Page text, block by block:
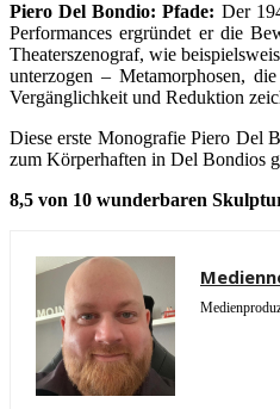
Piero Del Bondio: Pfade: Der
Performances ergründet er die
Theaterszenograf, wie
unterzogen – Metamorphosen,
Vergänglichkeit und Reduktion
Diese erste Monografie Piero Del
zum Körperhaften in Del Bondios
8,5 von 10 wunderbaren